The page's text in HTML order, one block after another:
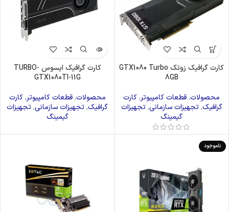
کارت گرافیک زوتک GTX1080 Turbo
8GB
محصولات,قطعات کامپیوتر,کارت
گرافیک,تجهیزات سازمانی,تجهیزات
گیمینگ
کارت گرافیک ایسوس TURBO-
GTX1080TI-11G
محصولات,قطعات کامپیوتر,کارت
گرافیک,تجهیزات سازمانی,تجهیزات
گیمینگ
ناموجود